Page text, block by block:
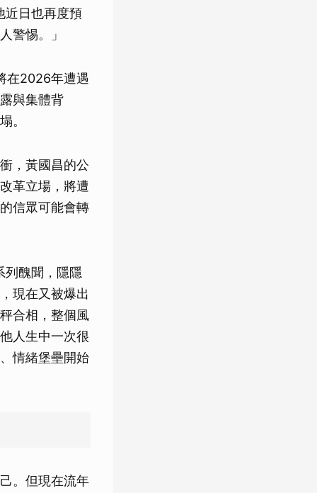
近日也再度預
警惕。」
在2026年遭遇
與集體背
。
，黃國昌的公
革立場，將遭
信眾可能會轉
列醜聞，隱隱
現在又被爆出
合相，整個風
人生中一次很
情緒堡壘開始
。但現在流年